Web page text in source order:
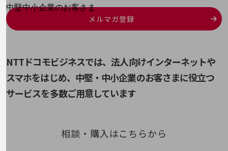
中堅中小企業のお客さま
NTTドコモビジネスウォッチ
ビジネスお役立ち情報
解決するヒントをお届けする記事サイト
新着記事
お役立ち資料ダウンロード
IT用語集
課題やニーズに合ったサービスをご紹介し、
メルマガ登録
NTTドコモビジネスでは、法人向けインターネットや
スマホをはじめ、 中堅・中小企業のお客さまに役立つ
サービスを多数ご用意しています
相談・購入はこちらから